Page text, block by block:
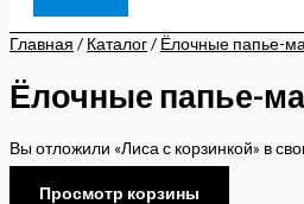
Главная / Каталог/ Ёлочные папье-
Ёлочные папье-
Вы отложили «Лиса с корзинкой» в
Просмотр корзины